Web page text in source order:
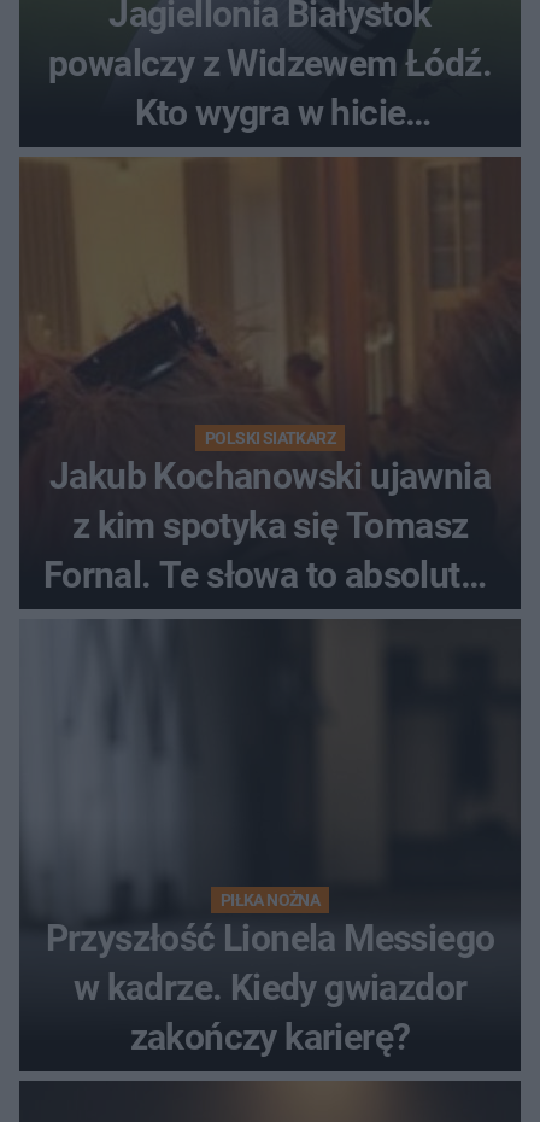
Jagiellonia Białystok
powalczy z Widzewem Łódź.
Kto wygra w hicie
Ekstraklasy?
POLSKI SIATKARZ
Jakub Kochanowski ujawnia
z kim spotyka się Tomasz
Fornal. Te słowa to absolutny
hit
PIŁKA NOŻNA
Przyszłość Lionela Messiego
w kadrze. Kiedy gwiazdor
zakończy karierę?